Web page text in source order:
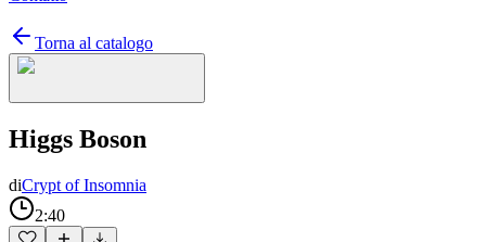
Torna al catalogo
Higgs Boson
diCrypt of Insomnia
2:40